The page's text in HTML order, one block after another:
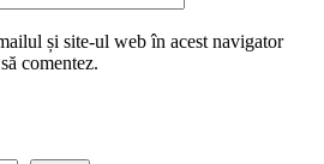
și site-ul web în acest navigator
comentez.